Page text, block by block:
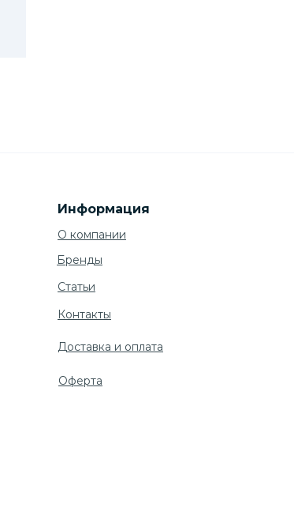
Информация
О компании
Cтатьи
Контакты
Доставка и оплата
Оферта
Бренды